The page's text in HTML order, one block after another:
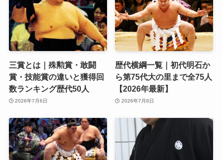
三賞とは｜殊勲賞・敢闘
賞・技能賞の違いと獲得回
数ランキング歴代50人
2026年7月6日
歴代横綱一覧｜初代明石か
ら第75代大の里まで全75人
【2026年最新】
2026年7月6日